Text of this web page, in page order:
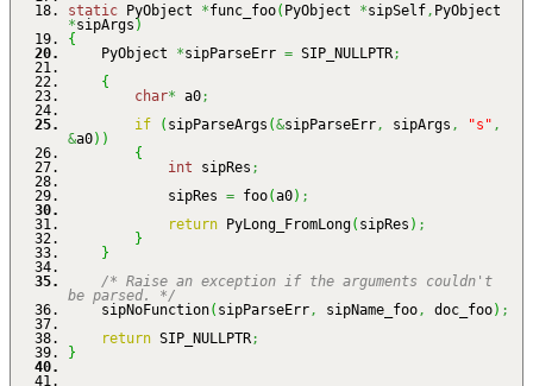
static PyObject *func_foo( PyObject *sipSelf, PyObject
*sipArgs )
{
PyObject *sipParseErr = SIP_NULLPTR;
{
char* a0;
if
( sipParseArgs (&sipParseErr, sipArgs , "s" ,
&a0) )
{
int sipRes ;
sipRes = foo(a0) ;
return PyLong_FromLong( sipRes ) ;
}
}
/* Raise an exception if the arguments couldn't
be parsed. */
sipNoFunction( sipParseErr, sipName_foo, doc_foo) ;
return SIP_NULLPTR;
}